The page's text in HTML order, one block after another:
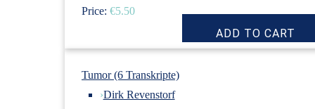
Price: €5.50
Tumor (6 Transkripte)
›Dirk Revenstorf